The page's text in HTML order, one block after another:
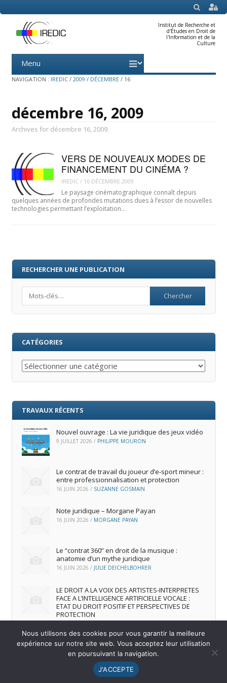
SEARCH
Institut de Recherche et
d'Études en Droit de
l'Information et de la
Culture
Menu
content
NAVIGATION : IREDIC / 2009 / DÉCEMBRE / 16
décembre 16, 2009
Archives for décembre 16, 2009.
VERS DE NOUVEAUX MODES DE
FINANCEMENT DU CINÉMA ?
IREDIC/ 16 DÉCEMBRE 2009
Le paysage cinématographique connaît depuis
quelques années de profondes mutations dues à l’essor de nouvelles
technologies permettant l’exploitation…
RECHERCHER UNE PUBLICATION
CATÉGORIES
Catégories
TRAVAUX RÉCENTS
Nouvel ouvrage : La vie juridique des jeux vidéo
9 JUILLET 2026 / PHILIPPE MOURON
Le contrat de travail du joueur d’e‑sport mineur :
entre professionnalisation et protection
16 JUIN 2026 / SUZANNE GOSMAIN
Note juridique – Morgane Payan
16 JUIN 2026 / MORGANE PAYAN
Le “contrat 360” en droit de la musique :
anatomie d’un mythe juridique
16 JUIN 2026 / JULIE DEICHELBOHRER
LE DROIT A LA VOIX DES ARTISTES-INTERPRETES
FACE A L’INTELLIGENCE ARTIFICIELLE VOCALE :
ETAT DU DROIT POSITIF ET PERSPECTIVES DE
PROTECTION
IREDIC-Mentions Légales
Nous utilisons des cookies pour vous garantir la meilleure
expérience sur notre site web. Vous acceptez leur utilisation
en poursuivant la navigation.
J'ACCEPTE